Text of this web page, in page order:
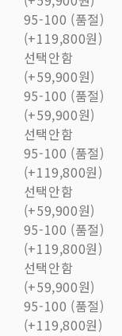
95-100 (품절)
(+119,800원)
선택안함
(+59,900원)
95-100 (품절)
(+59,900원)
선택안함
95-100 (품절)
(+119,800원)
선택안함
(+59,900원)
95-100 (품절)
(+119,800원)
선택안함
(+59,900원)
95-100 (품절)
(+119,800원)